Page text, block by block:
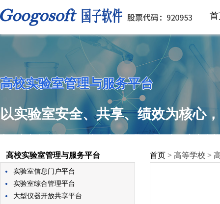
高校实验室管理与服务平台
以实验室安全、共享、绩效为核心
高校实验室管理与服务平台
实验室信息门户平台
实验室综合管理平台
大型仪器开放共享平台
首页 > 高等学校 >